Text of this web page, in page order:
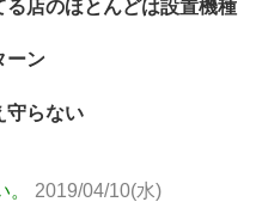
店のほとんどは設置機種
ーン
守らない
2019/04/10(水)